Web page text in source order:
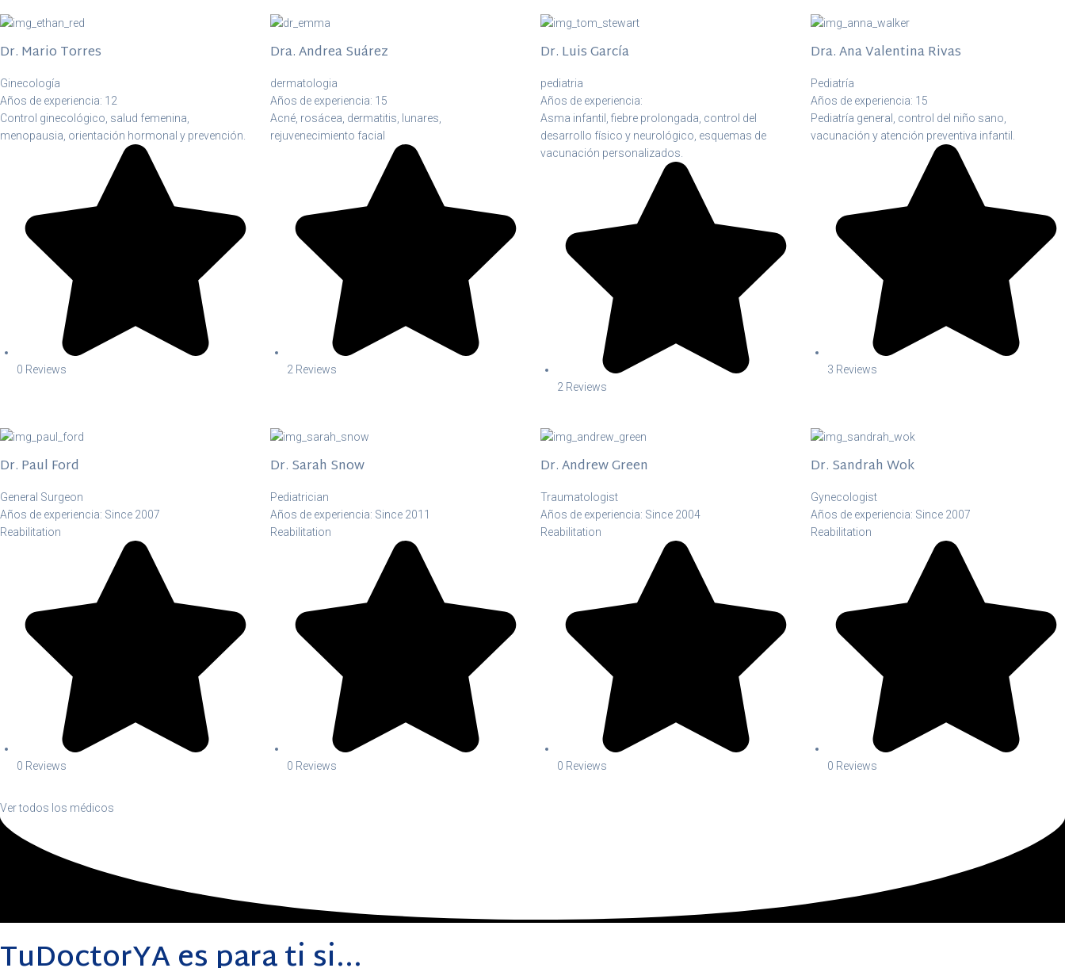
Dr. Mario Torres
Ginecología
Años de experiencia: 12
Control ginecológico, salud femenina,
menopausia, orientación hormonal y prevención.
0 Reviews
Dra. Andrea Suárez
dermatologia
Años de experiencia: 15
Acné, rosácea, dermatitis, lunares,
rejuvenecimiento facial
2 Reviews
Dr. Luis García
pediatria
Años de experiencia:
Asma infantil, fiebre prolongada, control del
desarrollo físico y neurológico, esquemas de
vacunación personalizados.
2 Reviews
Dra. Ana Valentina Rivas
Pediatría
Años de experiencia: 15
Pediatría general, control del niño sano,
vacunación y atención preventiva infantil.
3 Reviews
Dr. Paul Ford
General Surgeon
Años de experiencia: Since 2007
Reabilitation
0 Reviews
Dr. Sarah Snow
Pediatrician
Años de experiencia: Since 2011
Reabilitation
0 Reviews
Dr. Andrew Green
Traumatologist
Años de experiencia: Since 2004
Reabilitation
0 Reviews
Dr. Sandrah Wok
Gynecologist
Años de experiencia: Since 2007
Reabilitation
0 Reviews
Ver todos los médicos